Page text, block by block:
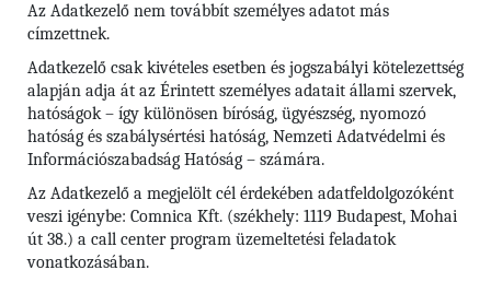
Az Adatkezelő nem továbbít személyes adatot más
címzettnek.
Adatkezelő csak kivételes esetben és jogszabályi kötelezettség
alapján adja át az Érintett személyes adatait állami szervek,
hatóságok – így különösen bíróság, ügyészség, nyomozó
hatóság és szabálysértési hatóság, Nemzeti Adatvédelmi és
Információszabadság Hatóság – számára.
Az Adatkezelő a megjelölt cél érdekében adatfeldolgozóként
veszi igénybe: Comnica Kft. (székhely: 1119 Budapest, Mohai
út 38.) a call center program üzemeltetési feladatok
vonatkozásában.